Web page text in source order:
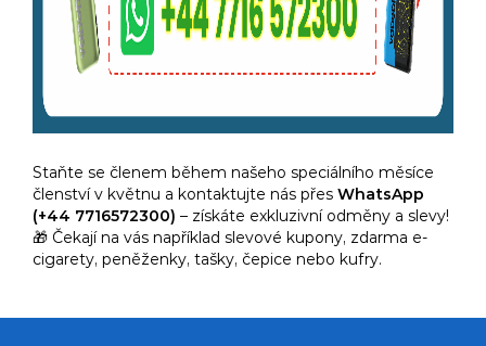
Staňte se členem během našeho speciálního měsíce
členství v květnu a kontaktujte nás přes WhatsApp
(+44 7716572300) – získáte exkluzivní odměny a slevy!
🎁 Čekají na vás například slevové kupony, zdarma e-
cigarety, peněženky, tašky, čepice nebo kufry.